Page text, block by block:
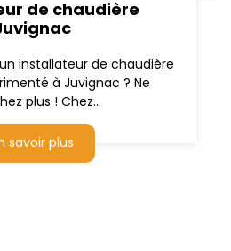
de chaudière
installateur de chaudière
à Juvignac ? Ne
plus ! Chez...
savoir plus